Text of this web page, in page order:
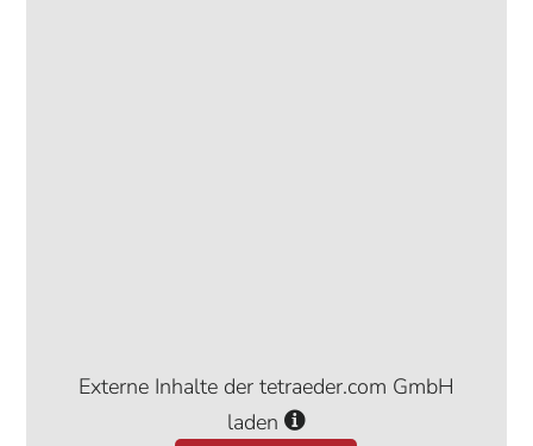
Externe Inhalte der tetraeder.com GmbH
laden